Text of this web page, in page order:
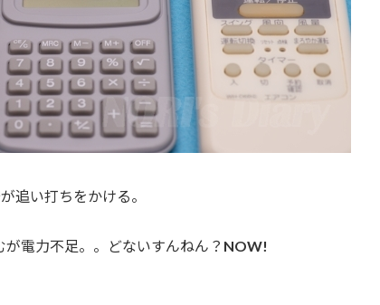
追い打ちをかける。
が電力不足。。どないすんねん？NOW!